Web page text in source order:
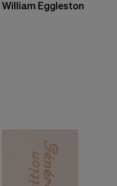
William Eggleston